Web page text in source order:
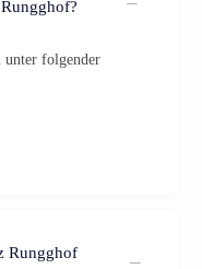
unter folgender
Rungghof